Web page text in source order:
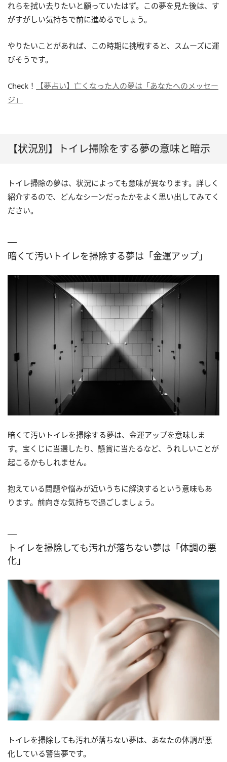
れらを拭い去りたいと願っていたはず。この夢を見た後は、す
がすがしい気持ちで前に進めるでしょう。
やりたいことがあれば、この時期に挑戦すると、スムーズに運
びそうです。
Check！
【夢占い】亡くなった人の夢は「あなたへのメッセー
ジ」
【状況別】トイレ掃除をする夢の意味と暗示
トイレ掃除の夢は、状況によっても意味が異なります。詳しく
紹介するので、どんなシーンだったかをよく思い出してみてく
ださい。
暗くて汚いトイレを掃除する夢は「金運アップ」
暗くて汚いトイレを掃除する夢は、金運アップを意味しま
す。宝くじに当選したり、懸賞に当たるなど、うれしいことが
起こるかもしれません。
抱えている問題や悩みが近いうちに解決するという意味もあ
ります。前向きな気持ちで過ごしましょう。
トイレを掃除しても汚れが落ちない夢は「体調の悪
化」
トイレを掃除しても汚れが落ちない夢は、あなたの体調が悪
化している警告夢です。